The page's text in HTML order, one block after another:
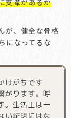
が、健全な骨格
になってるな
けがちです
がります。呼
。生活上は一
い証明にはな